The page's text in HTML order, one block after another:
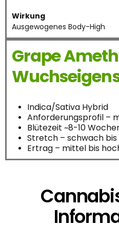
Wirkung
Ausgewogenes Body-High
Grape
Indica/Sativa Hybrid
Anforderungsprofil –
Blütezeit ~8-10
Stretch – schwach
Ertrag – mittel bis